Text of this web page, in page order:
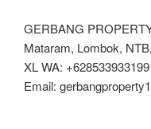
GERBANG
Mataram, Lombok,
XL WA:
Email: